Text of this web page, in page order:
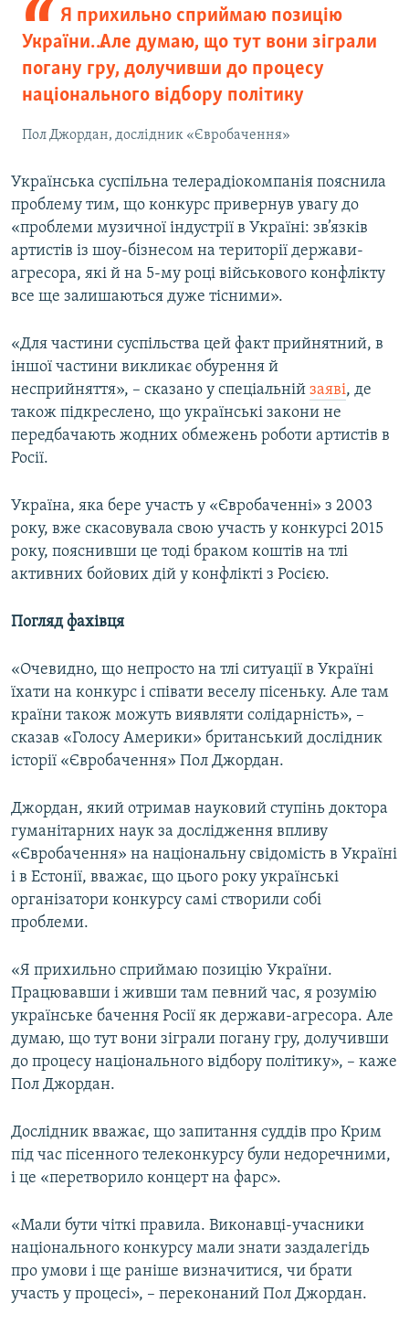
Я прихильно сприймаю позицію
України… Але думаю, що тут вони зіграли
погану гру, долучивши до процесу
національного відбору політику
Пол Джордан, дослідник «Євробачення»
Українська суспільна телерадіокомпанія пояснила
проблему тим, що конкурс привернув увагу до
«проблеми музичної індустрії в Україні: зв’язків
артистів із шоу-бізнесом на території держави-
агресора, які й на 5-му році військового конфлікту
все ще залишаються дуже тісними».
«Для частини суспільства цей факт прийнятний, в
іншої частини викликає обурення й
несприйняття», – сказано у спеціальній заяві, де
також підкреслено, що українські закони не
передбачають жодних обмежень роботи артистів в
Росії.
Україна, яка бере участь у «Євробаченні» з 2003
року, вже скасовувала свою участь у конкурсі 2015
року, пояснивши це тоді браком коштів на тлі
активних бойових дій у конфлікті з Росією.
Погляд фахівця
«Очевидно, що непросто на тлі ситуації в Україні
їхати на конкурс і співати веселу пісеньку. Але там
країни також можуть виявляти солідарність», –
сказав «Голосу Америки» британський дослідник
історії «Євробачення» Пол Джордан.
Джордан, який отримав науковий ступінь доктора
гуманітарних наук за дослідження впливу
«Євробачення» на національну свідомість в Україні
і в Естонії, вважає, що цього року українські
організатори конкурсу самі створили собі
проблеми.
«Я прихильно сприймаю позицію України.
Працювавши і живши там певний час, я розумію
українське бачення Росії як держави-агресора. Але
думаю, що тут вони зіграли погану гру, долучивши
до процесу національного відбору політику», – каже
Пол Джордан.
Дослідник вважає, що запитання суддів про Крим
під час пісенного телеконкурсу були недоречними,
і це «перетворило концерт на фарс».
«Мали бути чіткі правила. Виконавці-учасники
національного конкурсу мали знати заздалегідь
про умови і ще раніше визначитися, чи брати
участь у процесі», – переконаний Пол Джордан.